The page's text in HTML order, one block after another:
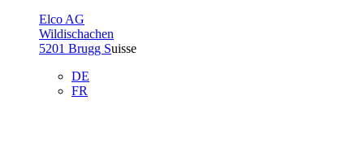
Elco AG
Wildischachen
5201 Brugg Suisse
DE
FR